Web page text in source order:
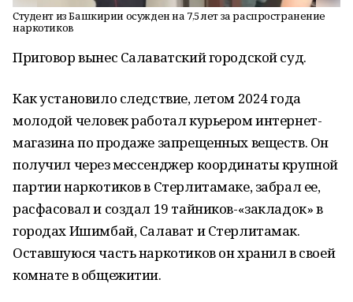
Студент из Башкирии осужден на 7,5 лет за распространение
наркотиков
Приговор вынес Салаватский городской суд.
Как установило следствие, летом 2024 года
молодой человек работал курьером интернет-
магазина по продаже запрещенных веществ. Он
получил через мессенджер координаты крупной
партии наркотиков в Стерлитамаке, забрал ее,
расфасовал и создал 19 тайников-«закладок» в
городах Ишимбай, Салават и Стерлитамак.
Оставшуюся часть наркотиков он хранил в своей
комнате в общежитии.